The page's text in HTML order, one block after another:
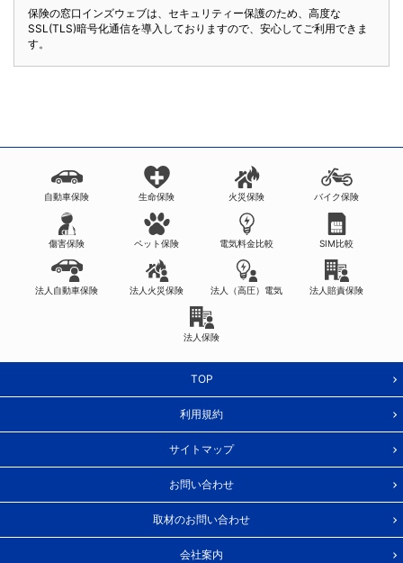
保険の窓口インズウェブは、セキュリティー保護のため、高度な
SSL(TLS)暗号化通信を導入しておりますので、安心してご利用できま
す。
自動車保険 生命保険 火災保険 バイク保険
傷害保険 ペット保険 電気料金比較 SIM比較
法人自動車保険 法人火災保険 法人（高圧）電気 法人賠責保険
法人保険
TOP
利用規約
サイトマップ
お問い合わせ
取材のお問い合わせ
会社案内